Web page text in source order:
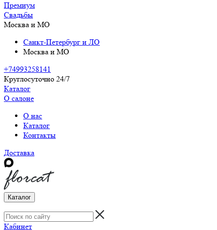
Премиум
Свадьбы
Москва и МО
Санкт-Петербург и ЛО
Москва и МО
+74993258141
Круглосуточно 24/7
Каталог
О салоне
О нас
Каталог
Контакты
Доставка
Каталог
Кабинет